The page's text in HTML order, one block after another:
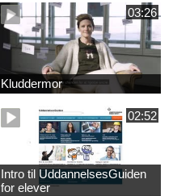
03:26
Kluddermor
02:52
Intro til UddannelsesGuiden
for elever